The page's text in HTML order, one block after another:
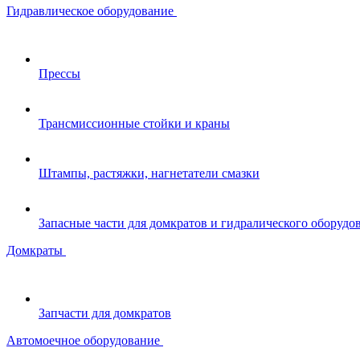
Гидравлическое оборудование
Прессы
Трансмиссионные стойки и краны
Штампы, растяжки, нагнетатели смазки
Запасные части для домкратов и гидралического
Домкраты
Запчасти для домкратов
Автомоечное оборудование